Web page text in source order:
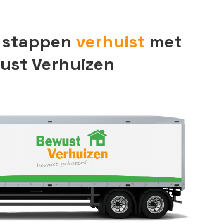
verhuist met
Verhuizen